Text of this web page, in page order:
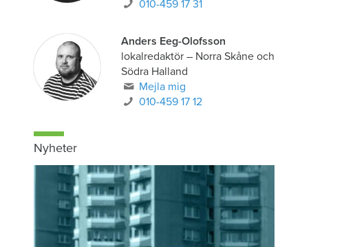
010-459 17 31
Anders Eeg-Olofsson
lokalredaktör– Norra Skåne och
Södra Halland
Mejla mig
010-459 17 12
Nyheter